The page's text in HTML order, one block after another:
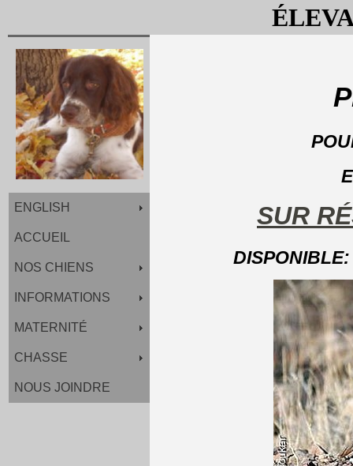
ENGLISH
ACCUEIL
NOS CHIENS
INFORMATIONS
MATERNITÉ
CHASSE
NOUS JOINDRE
SUR